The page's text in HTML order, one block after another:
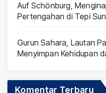
Auf Schönburg,
Pertengahan di Tepi
Gurun Sahara, Lautan
Menyimpan Kehidupan
Komentar Terbaru